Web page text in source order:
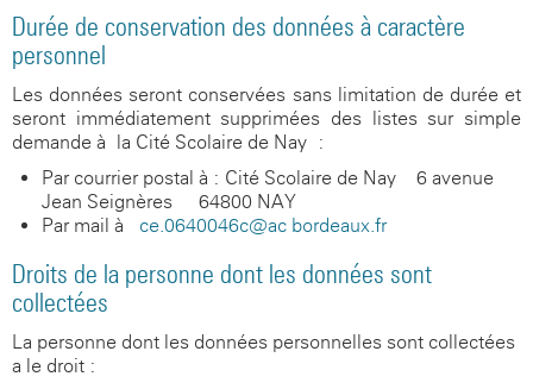
Durée de conservation des données à caractère
personnel
Les données seront conservées sans limitation de durée et
seront immédiatement supprimées des listes sur simple
demande à la Cité Scolaire de Nay :
Par courrier postal à : Cité Scolaire de Nay - 6 avenue
Jean Seignères
64800 NAY
Par mail à ce.0640046c@ac-bordeaux.fr
Droits de la personne dont les données sont
collectées
La personne dont les données personnelles sont collectées
a le droit :